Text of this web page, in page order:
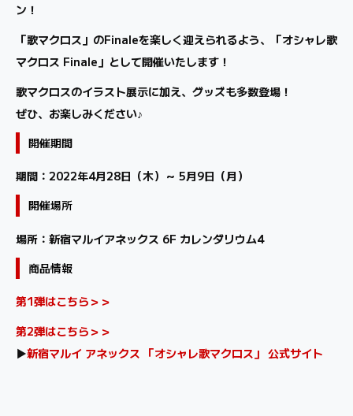
ン！
「歌マクロス」のFinaleを楽しく迎えられるよう、「オシャレ歌
マクロス Finale」として開催いたします！
歌マクロスのイラスト展示に加え、グッズも多数登場！
ぜひ、お楽しみください♪
開催期間
期間：2022年4月28日（木）～ 5月9日（月）
開催場所
場所：新宿マルイアネックス 6F カレンダリウム4
商品情報
第1弾はこちら＞＞
第2弾はこちら＞＞
▶新宿マルイ アネックス 「オシャレ歌マクロス」 公式サイト